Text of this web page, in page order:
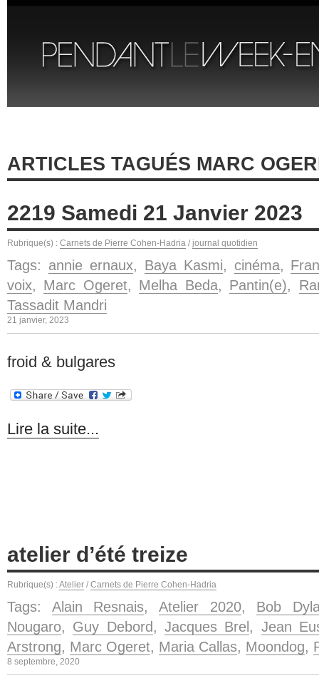
ARTICLES TAGUÉS MARC
2219 Samedi 21 Janvier 2023
Rubrique(s) : Carnets de Pierre Cohen-Hadria / journal quotidien
Tags: annie ernaux, Baya Kasmi, cinéma,
voix, Marc Ogeret, Melha Beda, Pantin(e),
Tassadit Mandri
21 janvier, 2023
froid & bulgares
Lire la suite...
atelier d’été treize
Rubrique(s) :Atelier / Carnets de Pierre Cohen-Hadria
Tags: Alain Resnais,Atelier 2020, Bob
Nougaro, Guy Debord ,Jacques Brel , Jean
Arstrong, Marc Ogeret, Maria Callas, Moondog,
8 septembre, 2020